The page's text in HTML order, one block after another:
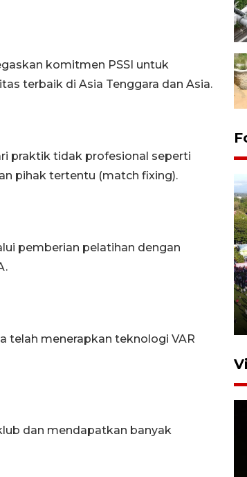
komitmen PSSI untuk
terbaik di Asia Tenggara dan Asia.
praktik tidak profesional seperti
pihak tertentu (match fixing).
pemberian pelatihan dengan
telah menerapkan teknologi VAR
dan mendapatkan banyak
UPACARA HUT KE-78